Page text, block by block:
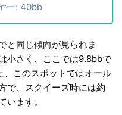
ー: 40bb
と同じ傾向が見られま
小さく、ここでは9.8bbで
このスポットではオール
で、スクイーズ時には約
います。